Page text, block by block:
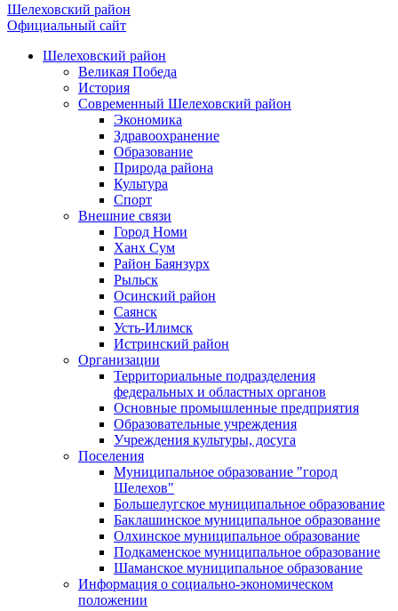
Шелеховский район
Официальный сайт
Шелеховский район
Великая Победа
История
Современный Шелеховский район
Экономика
Здравоохранение
Образование
Природа района
Культура
Спорт
Внешние связи
Город Номи
Ханх Сум
Район Баянзурх
Рыльск
Осинский район
Саянск
Усть-Илимск
Истринский район
Организации
Территориальные подразделения
федеральных и областных органов
Основные промышленные предприятия
Образовательные учреждения
Учреждения культуры, досуга
Поселения
Муниципальное образование "город
Шелехов"
Большелугское муниципальное образование
Баклашинское муниципальное образование
Олхинское муниципальное образование
Подкаменское муниципальное образование
Шаманское муниципальное образование
Информация о социально-экономическом
положении